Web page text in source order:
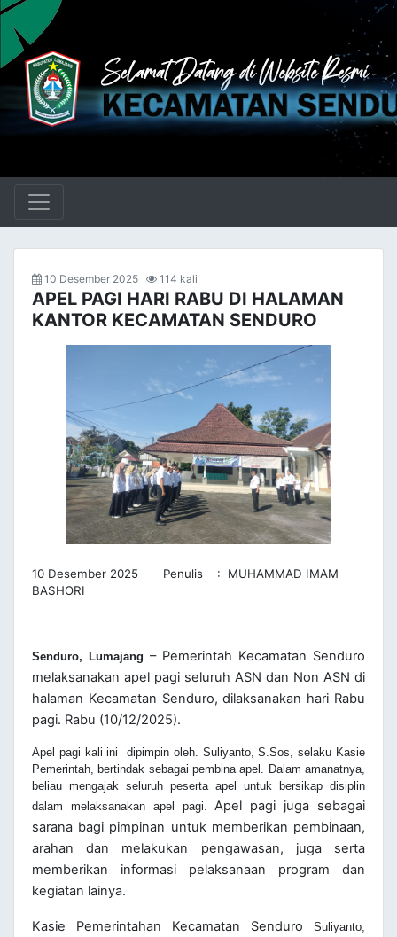
10 Desember 2025 114 kali
APEL PAGI HARI RABU DI HALAMAN
KANTOR KECAMATAN SENDURO
10 Desember 2025 Penulis : MUHAMMAD IMAM
BASHORI
Senduro, Lumajang – Pemerintah Kecamatan Senduro
melaksanakan apel pagi seluruh ASN dan Non ASN di
halaman Kecamatan Senduro, dilaksanakan hari Rabu
pagi. Rabu (10/12/2025).
Apel pagi kali ini dipimpin oleh. Suliyanto, S.Sos, selaku Kasie
Pemerintah, bertindak sebagai pembina apel. Dalam amanatnya,
beliau mengajak seluruh peserta apel untuk bersikap disiplin
dalam melaksanakan apel pagi.Apel pagi juga sebagai
sarana bagi pimpinan untuk memberikan pembinaan,
arahan dan melakukan pengawasan, juga serta
memberikan informasi pelaksanaan program dan
kegiatan lainya.
Kasie Pemerintahan Kecamatan Senduro
Suliyanto,